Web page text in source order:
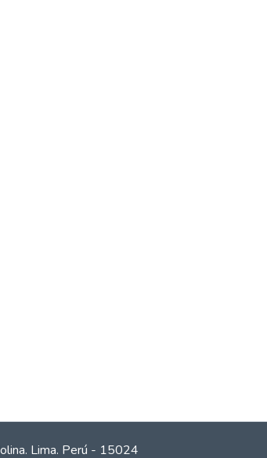
Lima. Perú - 15024